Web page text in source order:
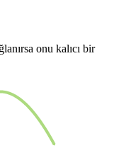
onu kalıcı bir